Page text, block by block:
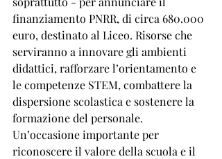
finanziamento PNRR, di circa 680.000
euro, destinato al Liceo. Risorse che
serviranno a innovare gli ambienti
didattici, rafforzare l’orientamento e
le competenze STEM, combattere la
dispersione scolastica e sostenere la
formazione del personale.
Un’occasione importante per
riconoscere il valore della scuola e il